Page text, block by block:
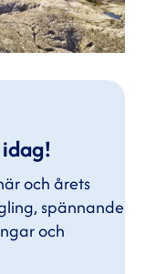
och årets
spännande
och